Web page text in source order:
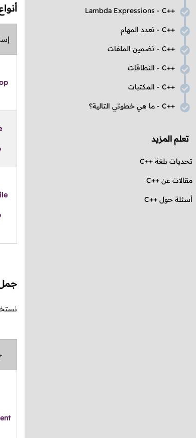
C++
-
Lambda Expressions
C++ - تعدد المهام
C++ - تضمين الملفات
C++ - النطاقات
C++ - المكتبات
C++ - ما هي خطوتي التالية؟
تعلم المزيد
تحديات بلغة C++
مقالات عن C++
أسئلة حول ++C
جمل